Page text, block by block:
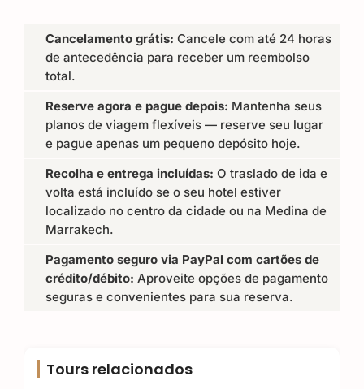
Cancelamento grátis: Cancele com até 24 horas
de antecedência para receber um reembolso
total.
Reserve agora e pague depois: Mantenha seus
planos de viagem flexíveis — reserve seu lugar
e pague apenas um pequeno depósito hoje.
Recolha e entrega incluídas: O traslado de ida e
volta está incluído se o seu hotel estiver
localizado no centro da cidade ou na Medina de
Marrakech.
Pagamento seguro via PayPal com cartões de
crédito/débito: Aproveite opções de pagamento
seguras e convenientes para sua reserva.
Tours relacionados